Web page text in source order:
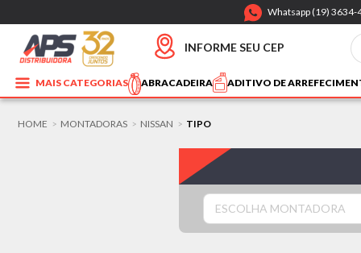
Whatsapp (19) 3634-
INFORME SEU CEP
MAIS CATEGORIAS ABRACADEIRA ADITIVO DE
HOME > MONTADORAS > NISSAN > TIPO
ESCOLHA MONTADORA